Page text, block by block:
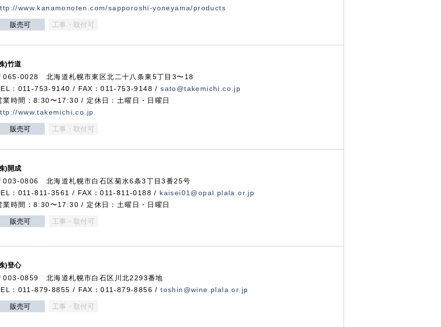
www.kanamonoten.com/sapporoshi-yoneyama/products
販売可 工事・取付可
)竹道
065-0028 北海道札幌市東区北二十八条東5丁目3〜18
：011-753-9140 / FAX：011-753-9148 /sato@takemichi.co.jp
業時間：8:30〜17:30 / 定休日：土曜日・日曜日
www.takemichi.co.jp
販売可 工事・取付可
)開成
003-0806 北海道札幌市白石区菊水6条3丁目3番25号
：011-811-3561 / FAX：011-811-0188 / kaisei01@opal.plala.or.jp
業時間：8:30〜17:30 / 定休日：土曜日・日曜日
販売可 工事・取付可
)登心
003-0859 北海道札幌市白石区川北2293番地
：011-879-8855 / FAX：011-879-8856 /toshin@wine.plala.or.jp
販売可 工事・取付可